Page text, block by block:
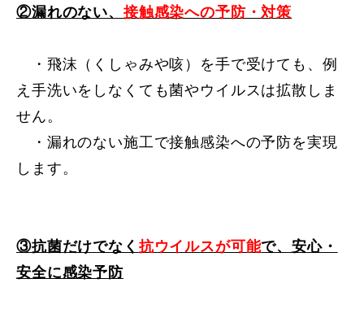
②漏れのない、 接触感染への予防・対策
・飛沫（くしゃみや咳）を手で受けても、例
え手洗いをしなくても菌やウイルスは拡散しま
せん。
・漏れのない施工で接触感染への予防を実現
します。
③抗菌だけでなく 抗ウイルスが可能で、安心・
安全に感染予防